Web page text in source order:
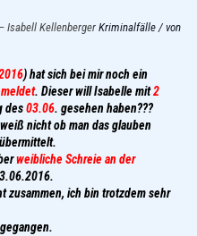
Isabell Kellenberger Kriminalfälle / von
) hat sich bei mir noch ein
. Dieser will Isabelle mit2
des03.06. gesehen haben???
nicht ob man das glauben
weibliche Schreie an der
zusammen, ich bin trotzdem sehr